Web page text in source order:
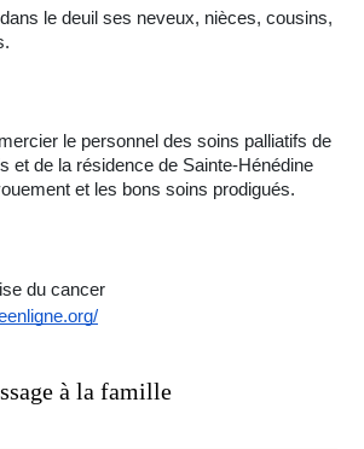
dans le deuil ses neveux, nièces, cousins,
le personnel des soins palliatifs de
et de la résidence de Sainte-Hénédine
et les bons soins prodigués.
du cancer
à la famille